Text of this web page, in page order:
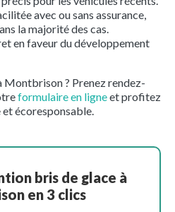
avec ou sans assurance,
la majorité des cas.
en faveur du développement
Montbrison ? Prenez rendez-
formulaire en ligneet profitez
et écoresponsable.
bris de glace à
en 3 clics